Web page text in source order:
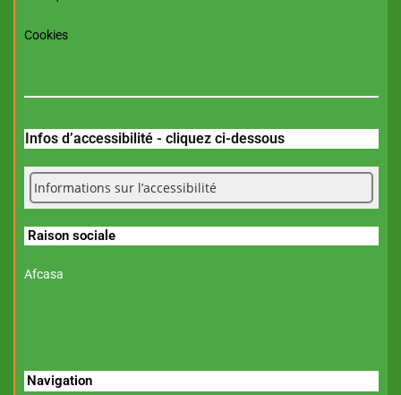
Cookies
Infos d’accessibilité - cliquez ci-dessous
Informations sur l’accessibilité
Raison sociale
Afcasa
Navigation